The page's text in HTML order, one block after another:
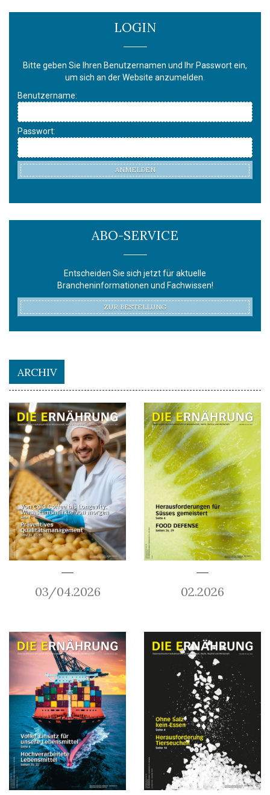
LOGIN
Bitte geben Sie Ihren Benutzernamen und Ihr Passwort ein,
um sich an der Website anzumelden.
Benutzername:
Passwort:
ANMELDEN
ABO-SERVICE
Entscheiden Sie sich jetzt für aktuelle
Brancheninformationen und Fachwissen!
ZUR BESTELLUNG
ARCHIV
03/04.2026 02.2026